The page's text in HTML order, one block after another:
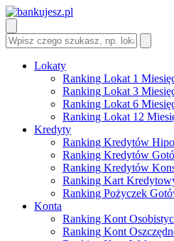
Lokaty
Ranking Lokat 1
Ranking Lokat 3
Ranking Lokat 6
Ranking Lokat 12
Kredyty
Ranking Kredytów
Ranking Kredytów
Ranking Kredytów
Ranking Kart
Ranking Pożyczek
Konta
Ranking Kont
Ranking Kont